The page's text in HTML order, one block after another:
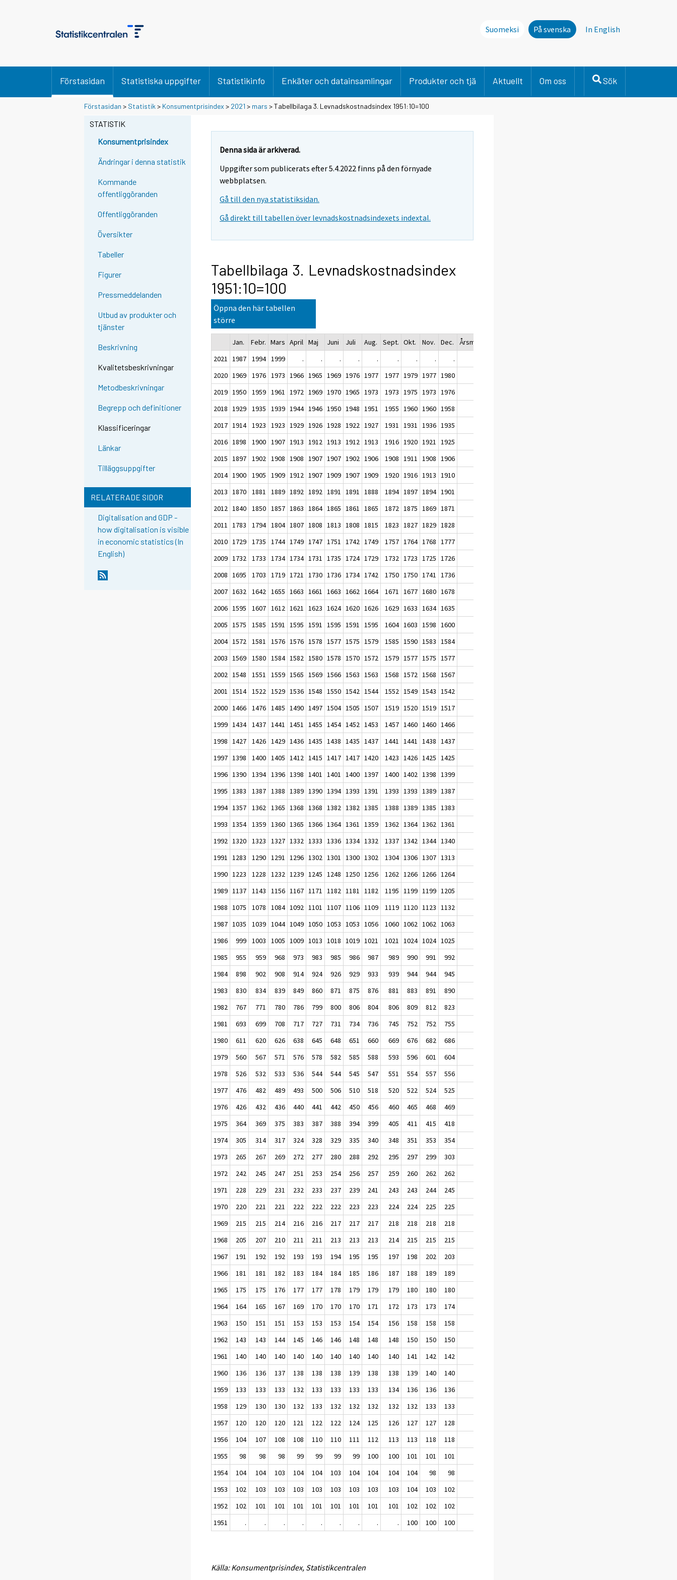
Suomeksi På svenska In English
Förstasidan Statistiska uppgifter Statistikinfo Enkäter och datainsamlingar Produkter och tjä Aktuellt Om oss Sök
Förstasidan > Statistik > Konsumentprisindex > 2021 > mars > Tabellbilaga 3. Levnadskostnadsindex 1951:10=100
STATISTIK
Konsumentprisindex
Ändringar i denna statistik
Kommande
offentliggöranden
Offentliggöranden
Översikter
Tabeller
Figurer
Pressmeddelanden
Utbud av produkter och
tjänster
Beskrivning
Kvalitetsbeskrivningar
Metodbeskrivningar
Begrepp och definitioner
Klassificeringar
Länkar
Tilläggsuppgifter
RELATERADE SIDOR
Digitalisation and GDP -
how digitalisation is visible
in economic statistics (In
English)
Denna sida är arkiverad.
Uppgifter som publicerats efter 5.4.2022 finns på den förnyade
webbplatsen.
Gå till den nya statistiksidan.
Gå direkt till tabellen över levnadskostnadsindexets indextal.
Tabellbilaga 3. Levnadskostnadsindex
1951:10=100
Öppna den här tabellen
större
Jan. Febr. Mars April Maj Juni Juli Aug. Sept. Okt. Nov. Dec.
Årsmedel.
2021 1987 1994 1999 . . . . . . . . .
2020 1969 1976 1973 1966 1965 1969 1976 1977 1977 1979 1977 1980
2019 1950 1959 1961 1972 1969 1970 1965 1973 1973 1975 1973 1976
2018 1929 1935 1939 1944 1946 1950 1948 1951 1955 1960 1960 1958
2017 1914 1923 1923 1929 1926 1928 1922 1927 1931 1931 1936 1935
2016 1898 1900 1907 1913 1912 1913 1912 1913 1916 1920 1921 1925
2015 1897 1902 1908 1908 1907 1907 1902 1906 1908 1911 1908 1906
2014 1900 1905 1909 1912 1907 1909 1907 1909 1920 1916 1913 1910
2013 1870 1881 1889 1892 1892 1891 1891 1888 1894 1897 1894 1901
2012 1840 1850 1857 1863 1864 1865 1861 1865 1872 1875 1869 1871
2011 1783 1794 1804 1807 1808 1813 1808 1815 1823 1827 1829 1828
2010 1729 1735 1744 1749 1747 1751 1742 1749 1757 1764 1768 1777
2009 1732 1733 1734 1734 1731 1735 1724 1729 1732 1723 1725 1726
2008 1695 1703 1719 1721 1730 1736 1734 1742 1750 1750 1741 1736
2007 1632 1642 1655 1663 1661 1663 1662 1664 1671 1677 1680 1678
2006 1595 1607 1612 1621 1623 1624 1620 1626 1629 1633 1634 1635
2005 1575 1585 1591 1595 1591 1595 1591 1595 1604 1603 1598 1600
2004 1572 1581 1576 1576 1578 1577 1575 1579 1585 1590 1583 1584
2003 1569 1580 1584 1582 1580 1578 1570 1572 1579 1577 1575 1577
2002 1548 1551 1559 1565 1569 1566 1563 1563 1568 1572 1568 1567
2001 1514 1522 1529 1536 1548 1550 1542 1544 1552 1549 1543 1542
2000 1466 1476 1485 1490 1497 1504 1505 1507 1519 1520 1519 1517
1999 1434 1437 1441 1451 1455 1454 1452 1453 1457 1460 1460 1466
1998 1427 1426 1429 1436 1435 1438 1435 1437 1441 1441 1438 1437
1997 1398 1400 1405 1412 1415 1417 1417 1420 1423 1426 1425 1425
1996 1390 1394 1396 1398 1401 1401 1400 1397 1400 1402 1398 1399
1995 1383 1387 1388 1389 1390 1394 1393 1391 1393 1393 1389 1387
1994 1357 1362 1365 1368 1368 1382 1382 1385 1388 1389 1385 1383
1993 1354 1359 1360 1365 1366 1364 1361 1359 1362 1364 1362 1361
1992 1320 1323 1327 1332 1333 1336 1334 1332 1337 1342 1344 1340
1991 1283 1290 1291 1296 1302 1301 1300 1302 1304 1306 1307 1313
1990 1223 1228 1232 1239 1245 1248 1250 1256 1262 1266 1266 1264
1989 1137 1143 1156 1167 1171 1182 1181 1182 1195 1199 1199 1205
1988 1075 1078 1084 1092 1101 1107 1106 1109 1119 1120 1123 1132
1987 1035 1039 1044 1049 1050 1053 1053 1056 1060 1062 1062 1063
1986
999 1003 1005 1009 1013 1018 1019 1021 1021 1024 1024 1025
1985
955 959 968 973 983 985 986 987 989 990 991 992
1984
898 902 908 914 924 926 929 933 939 944 944 945
1983
830 834 839 849 860 871 875 876 881 883 891 890
1982
767 771 780 786 799 800 806 804 806 809 812 823
1981
693 699 708 717 727 731 734 736 745 752 752 755
1980
611 620 626 638 645 648 651 660 669 676 682 686
1979
560 567 571 576 578 582 585 588 593 596 601 604
1978
526 532 533 536 544 544 545 547 551 554 557 556
1977
476 482 489 493 500 506 510 518 520 522 524 525
1976
426 432 436 440 441 442 450 456 460 465 468 469
1975
364 369 375 383 387 388 394 399 405 411 415 418
1974
305 314 317 324 328 329 335 340 348 351 353 354
1973
265 267 269 272 277 280 288 292 295 297 299 303
1972
242 245 247 251 253 254 256 257 259 260 262 262
1971
228 229 231 232 233 237 239 241 243 243 244 245
1970
220 221 221 222 222 222 223 223 224 224 225 225
1969
215 215 214 216 216 217 217 217 218 218 218 218
1968
205 207 210 211 211 213 213 213 214 215 215 215
1967
191 192 192 193 193 194 195 195 197 198 202 203
1966
181 181 182 183 184 184 185 186 187 188 189 189
1965
175 175 176 177 177 178 179 179 179 180 180 180
1964
164 165 167 169 170 170 170 171 172 173 173 174
1963
150 151 151 153 153 153 154 154 156 158 158 158
1962
143 143 144 145 146 146 148 148 148 150 150 150
1961
140 140 140 140 140 140 140 140 140 141 142 142
1960
136 136 137 138 138 138 139 138 138 139 140 140
1959
133 133 133 132 133 133 133 133 134 136 136 136
1958
129 130 130 132 133 132 132 132 132 132 133 133
1957
120 120 120 121 122 122 124 125 126 127 127 128
1956
104 107 108 108 110 110 111 112 113 113 118 118
1955
98 98 98 99 99 99 99 100 100 101 101 101
1954
104 104 103 104 104 103 104 104 104 104 98 98
1953
102 103 103 103 103 103 103 103 103 104 103 102
1952
102 101 101 101 101 101 101 101 101 102 102 102
1951
. . . . . . . . . 100 100 100
Källa: Konsumentprisindex, Statistikcentralen